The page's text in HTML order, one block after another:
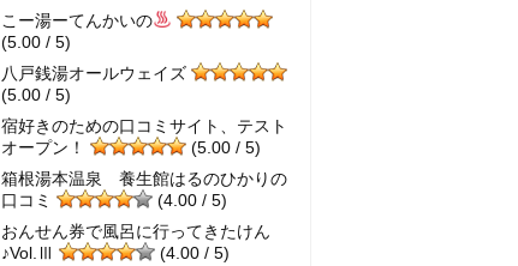
こー湯ーてんかいの
(5.00 / 5)
八戸銭湯オールウェイズ
(5.00 / 5)
宿好きのための口コミサイト、テスト
オープン！
(5.00 / 5)
箱根湯本温泉 養生館はるのひかりの
口コミ
(4.00 / 5)
おんせん券で風呂に行ってきたけん
♪Vol.Ⅲ
(4.00 / 5)